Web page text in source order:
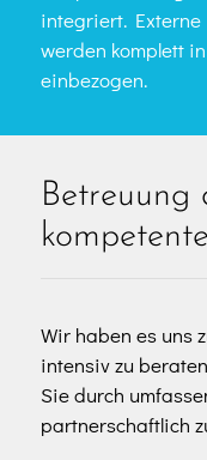
integriert.
werden komplett
einbezogen.
Betreuung
Wir haben es uns
intensiv zu
Sie durch
partnerschaftlich